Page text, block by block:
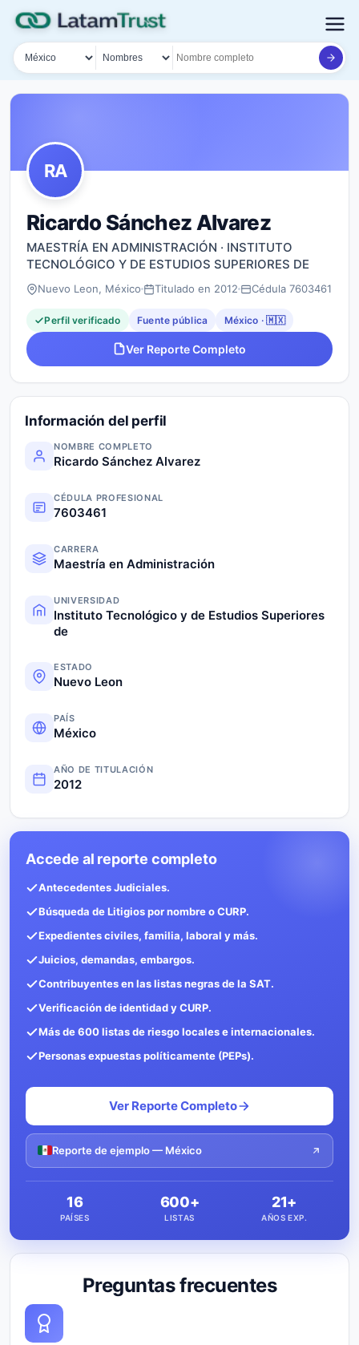
País
Tipo de búsqueda
Nombre o documento
RA
Ricardo Sánchez Alvarez
MAESTRÍA EN ADMINISTRACIÓN · INSTITUTO
TECNOLÓGICO Y DE ESTUDIOS SUPERIORES DE
Nuevo Leon, México Titulado en 2012 Cédula 7603461
Perfil verificado Fuente pública México · 🇲🇽
Ver Reporte Completo
Información del perfil
NOMBRE COMPLETO
Ricardo Sánchez Alvarez
CÉDULA PROFESIONAL
7603461
CARRERA
Maestría en Administración
UNIVERSIDAD
Instituto Tecnológico y de Estudios Superiores
de
ESTADO
Nuevo Leon
PAÍS
México
AÑO DE TITULACIÓN
2012
Preguntas frecuentes
Accede al reporte completo
Antecedentes Judiciales.
Búsqueda de Litigios por nombre o CURP.
Expedientes civiles, familia, laboral y más.
Juicios, demandas, embargos.
Contribuyentes en las listas negras de la SAT.
Verificación de identidad y CURP.
Más de 600 listas de riesgo locales e internacionales.
Personas expuestas políticamente (PEPs).
Ver Reporte Completo
Reporte de ejemplo — México
16
PAÍSES
600+
LISTAS
21+
AÑOS EXP.